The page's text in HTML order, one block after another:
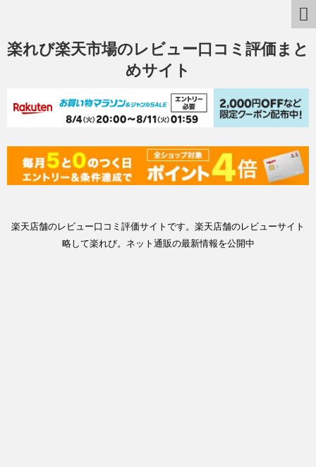
楽れび楽天市場のレビュー口コミ評価まと
めサイト
楽天店舗のレビュー口コミ評価サイトです。楽天店舗のレビューサイト
略して楽れび。ネット通販の最新情報を公開中